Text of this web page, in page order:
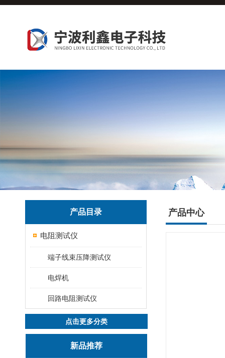
产品目录
电阻测试仪
端子线束压降测试仪
电焊机
回路电阻测试仪
点击更多分类
新品推荐
产品中心